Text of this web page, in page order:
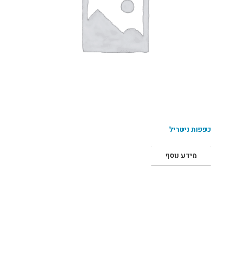
כפפות ניטריל
מידע נוסף